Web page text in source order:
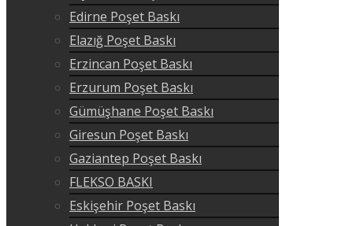
Edirne Poşet Baskı
Elazığ Poşet Baskı
Erzincan Poşet Baskı
Erzurum Poşet Baskı
Gümüşhane Poşet Baskı
Giresun Poşet Baskı
Gaziantep Poşet Baskı
FLEKSO BASKI
Eskişehir Poşet Baskı